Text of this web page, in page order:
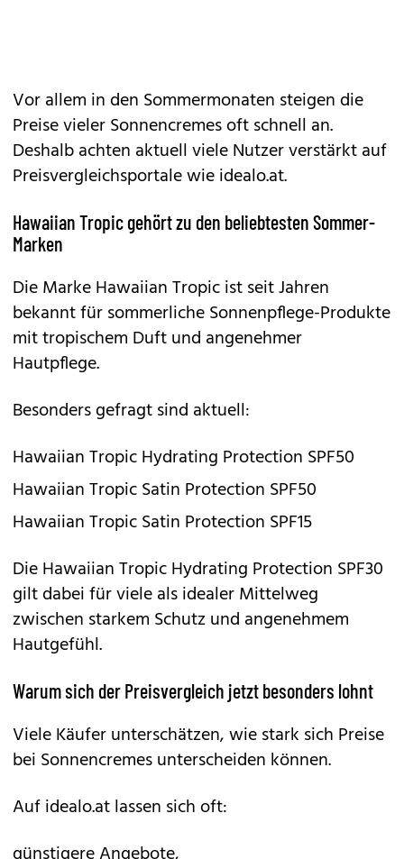
Vor allem in den Sommermonaten steigen die
Preise vieler Sonnencremes oft schnell an.
Deshalb achten aktuell viele Nutzer verstärkt auf
Preisvergleichsportale wie idealo.at.
Hawaiian Tropic gehört zu den beliebtesten Sommer-
Marken
Die Marke Hawaiian Tropic ist seit Jahren
bekannt für sommerliche Sonnenpflege-Produkte
mit tropischem Duft und angenehmer
Hautpflege.
Besonders gefragt sind aktuell:
Hawaiian Tropic Hydrating Protection SPF50
Hawaiian Tropic Satin Protection SPF50
Hawaiian Tropic Satin Protection SPF15
DieHawaiian Tropic Hydrating Protection SPF30
gilt dabei für viele als idealer Mittelweg
zwischen starkem Schutz und angenehmem
Hautgefühl.
Warum sich der Preisvergleich jetzt besonders lohnt
Viele Käufer unterschätzen, wie stark sich Preise
bei Sonnencremes unterscheiden können.
Auf idealo.at lassen sich oft: